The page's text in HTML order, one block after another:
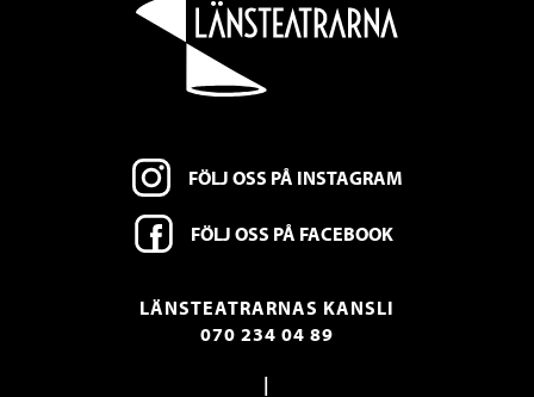
FÖLJ OSS PÅ INSTAGRAM
FÖLJ OSS PÅ FACEBOOK
LÄNSTEATRARNAS KANSLI
070 234 04 89
|